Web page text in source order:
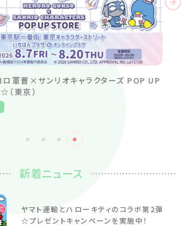
ロ軍曹×サンリオキャラクターズ POP UP
（東京）
新着ニュース
ヤマト運輸とハローキティのコラボ第2弾
☆プレゼントキャンペーンを実施中！